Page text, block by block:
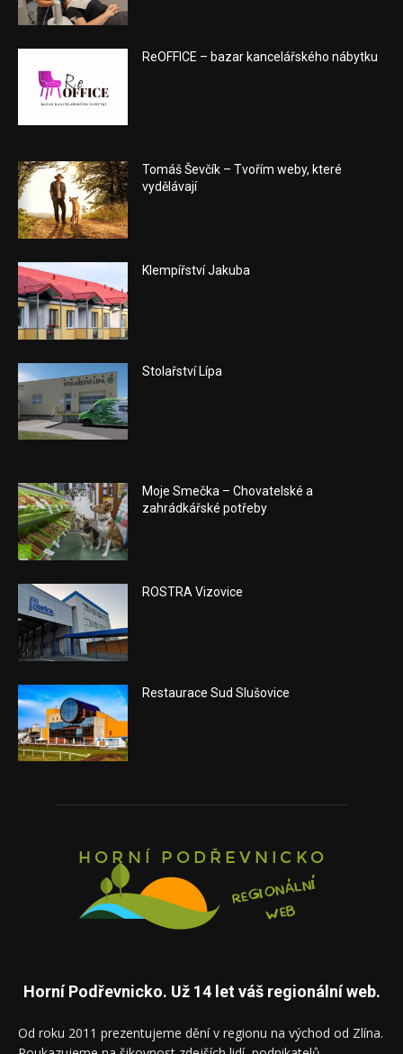
ReOFFICE – bazar kancelářského nábytku
Tomáš Ševčík – Tvořím weby, které
vydělávají
Klempířství Jakuba
Stolařství Lípa
Moje Smečka – Chovatelské a
zahrádkářské potřeby
ROSTRA Vizovice
Restaurace Sud Slušovice
Horní Podřevnicko. Už 14 let váš regionální web.
Od roku 2011 prezentujeme dění v regionu na východ od Zlína.